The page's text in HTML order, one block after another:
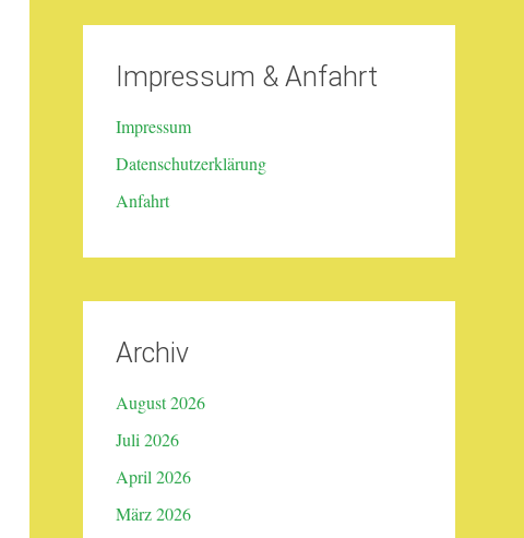
Impressum & Anfahrt
Impressum
Datenschutzerklärung
Anfahrt
Archiv
August 2026
Juli 2026
April 2026
März 2026